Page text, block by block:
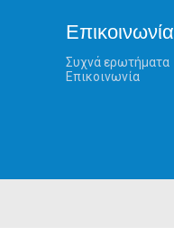
Επικοινωνία
Συχνά ερωτήματα
Επικοινωνία